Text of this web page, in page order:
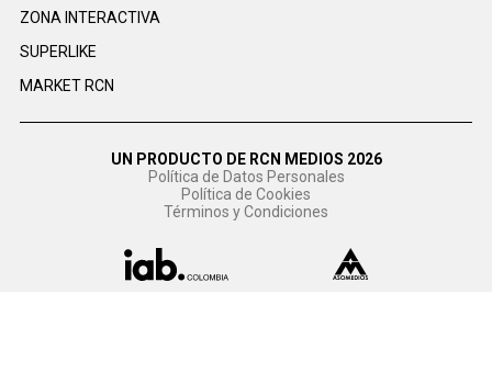
ZONA INTERACTIVA
SUPERLIKE
MARKET RCN
UN PRODUCTO DE RCN MEDIOS 2026
Política de Datos Personales
Política de Cookies
Términos y Condiciones